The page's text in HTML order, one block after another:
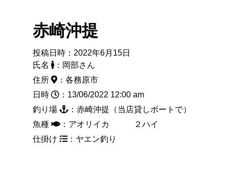
赤崎沖提
投稿日時：2022年6月15日
氏名
：岡部さん
住所
：各務原市
日時
：13/06/2022 12:00 am
釣り場
：赤崎沖提（当店貸しボートで）
魚種
：アオリイカ ２ハイ
仕掛け
：ヤエン釣り